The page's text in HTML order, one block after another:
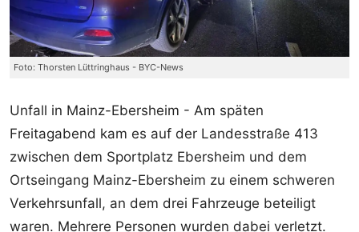
Foto: Thorsten Lüttringhaus - BYC-News
Unfall in Mainz-Ebersheim - Am späten
Freitagabend kam es auf der Landesstraße 413
zwischen dem Sportplatz Ebersheim und dem
Ortseingang Mainz-Ebersheim zu einem schweren
Verkehrsunfall, an dem drei Fahrzeuge beteiligt
waren. Mehrere Personen wurden dabei verletzt.